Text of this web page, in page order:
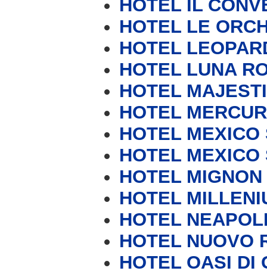
HOTEL IL
HOTEL LE
HOTEL
HOTEL LUNA
HOTEL
HOTEL
HOTEL MEXICO
HOTEL MEXICO
HOTEL MIGNON
HOTEL
HOTEL
HOTEL NUOVO
HOTEL OASI DI